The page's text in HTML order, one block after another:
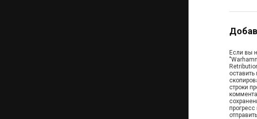
Если вы
оставить
строки